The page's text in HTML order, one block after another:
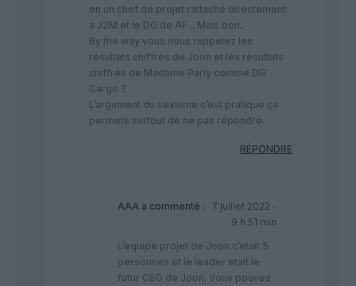
en un chef de projet rattaché directement
à J2M et le DG de AF .. Mais bon..
By the way vous nous rappelez les
résultats chiffrés de Joon et les résultats
chiffrés de Madame Parly comme DG
Cargo ?
L’argument du sexisme c’est pratique ça
permets surtout de ne pas répondre.
RÉPONDRE
AAA a commenté :
7 juillet 2022 -
9 h 51 min
L’equipe projet de Joon c’etait 5
personnes et le leader etait le
futur CEO de Joon. Vous pouvez